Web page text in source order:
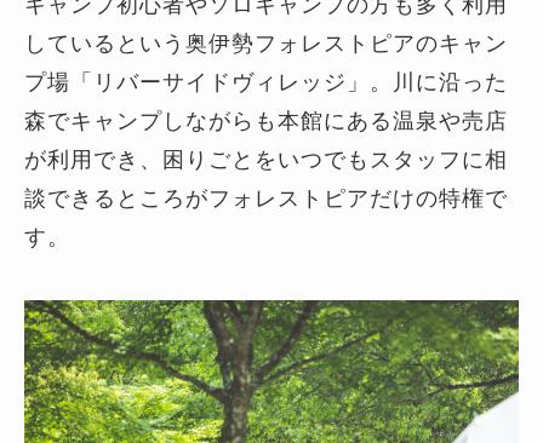
キャンプ初心者やソロキャンプの方も多く利用
しているという奥伊勢フォレストピアのキャン
プ場「リバーサイドヴィレッジ」。川に沿った
森でキャンプしながらも本館にある温泉や売店
が利用でき、困りごとをいつでもスタッフに相
談できるところがフォレストピアだけの特権で
す。